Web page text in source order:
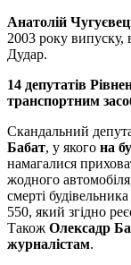
Анатолій
2003 року випуску,
Дудар.
14 депутатів
транспортним
Скандальний
Бабат, у якого на
намагалися
жодного
смерті
550, який згідно
Також Олексадр
журналістам.